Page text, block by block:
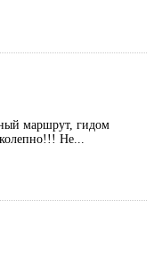
маршрут, гидом
Не...